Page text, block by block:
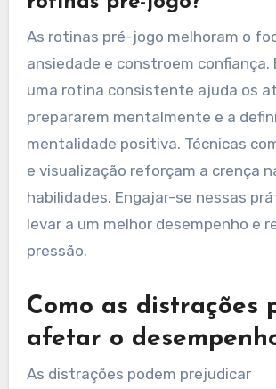
As rotinas pré-jogo melhoram o
ansiedade e constroem confiança.
uma rotina consistente ajuda os
prepararem mentalmente e a
mentalidade positiva. Técnicas
e visualização reforçam a crença
habilidades. Engajar-se nessas
levar a um melhor desempenho e
pressão.
Como as distrações
afetar o
As distrações podem prejudicar